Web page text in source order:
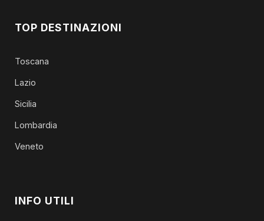
TOP DESTINAZIONI
Toscana
Lazio
Sicilia
Lombardia
Veneto
INFO UTILI